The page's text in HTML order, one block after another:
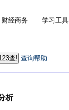
财经商务 学习工具
查询帮助
析